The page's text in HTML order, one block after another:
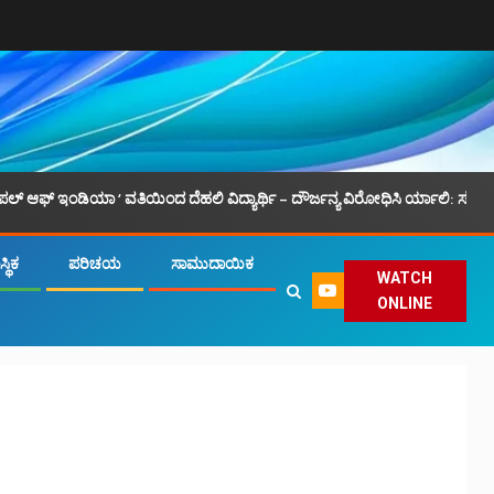
‘ ವತಿಯಿಂದ ದೆಹಲಿ ವಿದ್ಯಾರ್ಥಿ – ದೌರ್ಜನ್ಯ ವಿರೋಧಿಸಿ ರ್ಯಾಲಿ: ಸಮಾನ ಮನಸ್ಕ
ಪರಿಚಯ
ಸಾಮುದಾಯಿಕ
WATCH
ONLINE